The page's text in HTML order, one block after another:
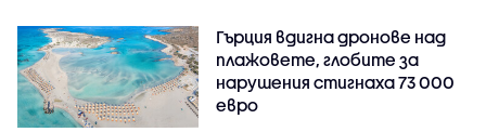
Гърция вдигна дронове над
плажовете, глобите за
нарушения стигнаха 73 000
евро